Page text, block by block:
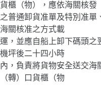
貨櫃（物），應依海關核發
之普通卸貨准單及特別准單
海關核准之方式載
運，並應自船上卸下碼頭之
機坪後二十四小時
內，負責將貨物安全送交海
（轉）口貨櫃（物